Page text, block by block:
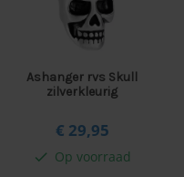
Ashanger rvs Skull
zilverkleurig
€ 29,95
check Op voorraad